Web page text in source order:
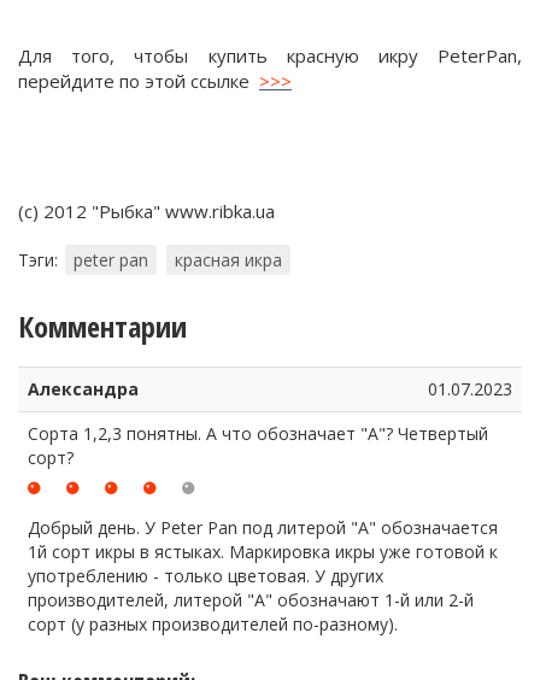
Для того, чтобы купить красную икру PeterPan,
перейдите по этой ссылке >>>
(с) 2012 "Рыбка" www.ribka.ua
Тэги: peter pan красная икра
Комментарии
Александра
01.07.2023
Сорта 1,2,3 понятны. А что обозначает "А"? Четвертый
сорт?
Добрый день. У Peter Pan под литерой "А" обозначается
1й сорт икры в ястыках. Маркировка икры уже готовой к
употреблению - только цветовая. У других
производителей, литерой "А" обозначают 1-й или 2-й
сорт (у разных производителей по-разному).